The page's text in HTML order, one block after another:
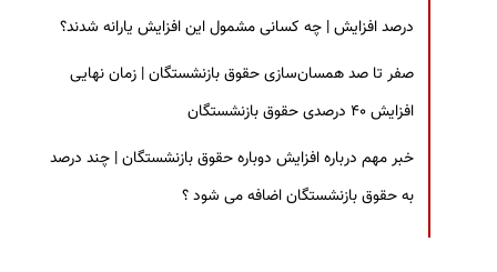
درصد افزایش | چه کسانی مشمول این افزایش یارانه شدند؟
صفر تا صد همسان‌سازی حقوق بازنشستگان | زمان نهایی
افزایش ۴۰ درصدی حقوق بازنشستگان
خبر مهم درباره افزایش دوباره حقوق بازنشستگان | چند درصد
به حقوق بازنشستگان اضافه می شود ؟